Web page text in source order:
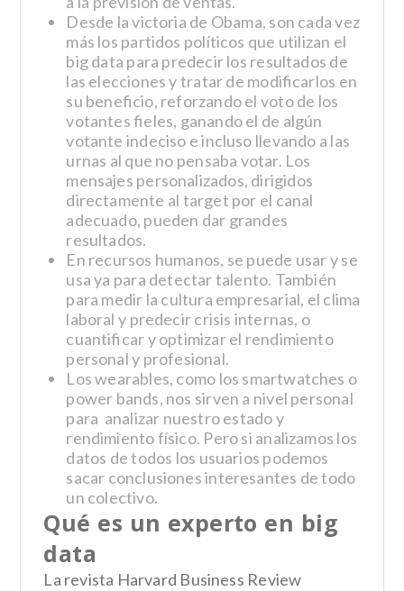
Desde la victoria de Obama, son cada vez
más los partidos políticos que utilizan el
big data para predecir los resultados de
las elecciones y tratar de modificarlos en
su beneficio, reforzando el voto de los
votantes fieles, ganando el de algún
votante indeciso e incluso llevando a las
urnas al que no pensaba votar. Los
mensajes personalizados, dirigidos
directamente al target por el canal
adecuado, pueden dar grandes
resultados.
En recursos humanos, se puede usar y se
usa ya para detectar talento. También
para medir la cultura empresarial, el clima
laboral y predecir crisis internas, o
cuantificar y optimizar el rendimiento
personal y profesional.
Los wearables, como los smartwatches o
power bands, nos sirven a nivel personal
para analizar nuestro estado y
rendimiento físico. Pero si analizamos los
datos de todos los usuarios podemos
sacar conclusiones interesantes de todo
un colectivo.
Qué es un experto en big
data
La revista Harvard Business Review